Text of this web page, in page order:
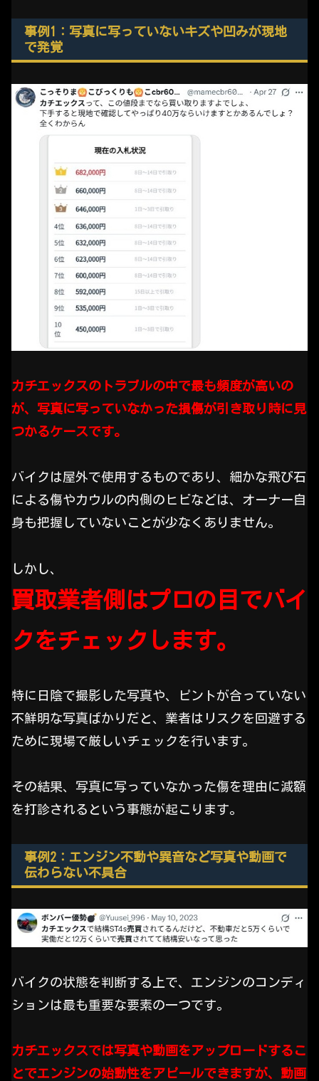
事例1：写真に写っていないキズや凹みが現地
で発覚
カチエックスのトラブルの中で最も頻度が高いの
が、写真に写っていなかった損傷が引き取り時に見
つかるケースです。
バイクは屋外で使用するものであり、細かな飛び石
による傷やカウルの内側のヒビなどは、オーナー自
身も把握していないことが少なくありません。
しかし、
買取業者側はプロの目でバイ
クをチェックします。
特に日陰で撮影した写真や、ピントが合っていない
不鮮明な写真ばかりだと、業者はリスクを回避する
ために現場で厳しいチェックを行います。
その結果、写真に写っていなかった傷を理由に減額
を打診されるという事態が起こります。
事例2：エンジン不動や異音など写真や動画で
伝わらない不具合
バイクの状態を判断する上で、エンジンのコンディ
ションは最も重要な要素の一つです。
カチエックスでは写真や動画をアップロードするこ
とでエンジンの始動性をアピールできますが、動画